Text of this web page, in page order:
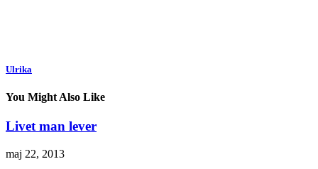
Ulrika
You Might Also Like
Livet man lever
maj 22, 2013